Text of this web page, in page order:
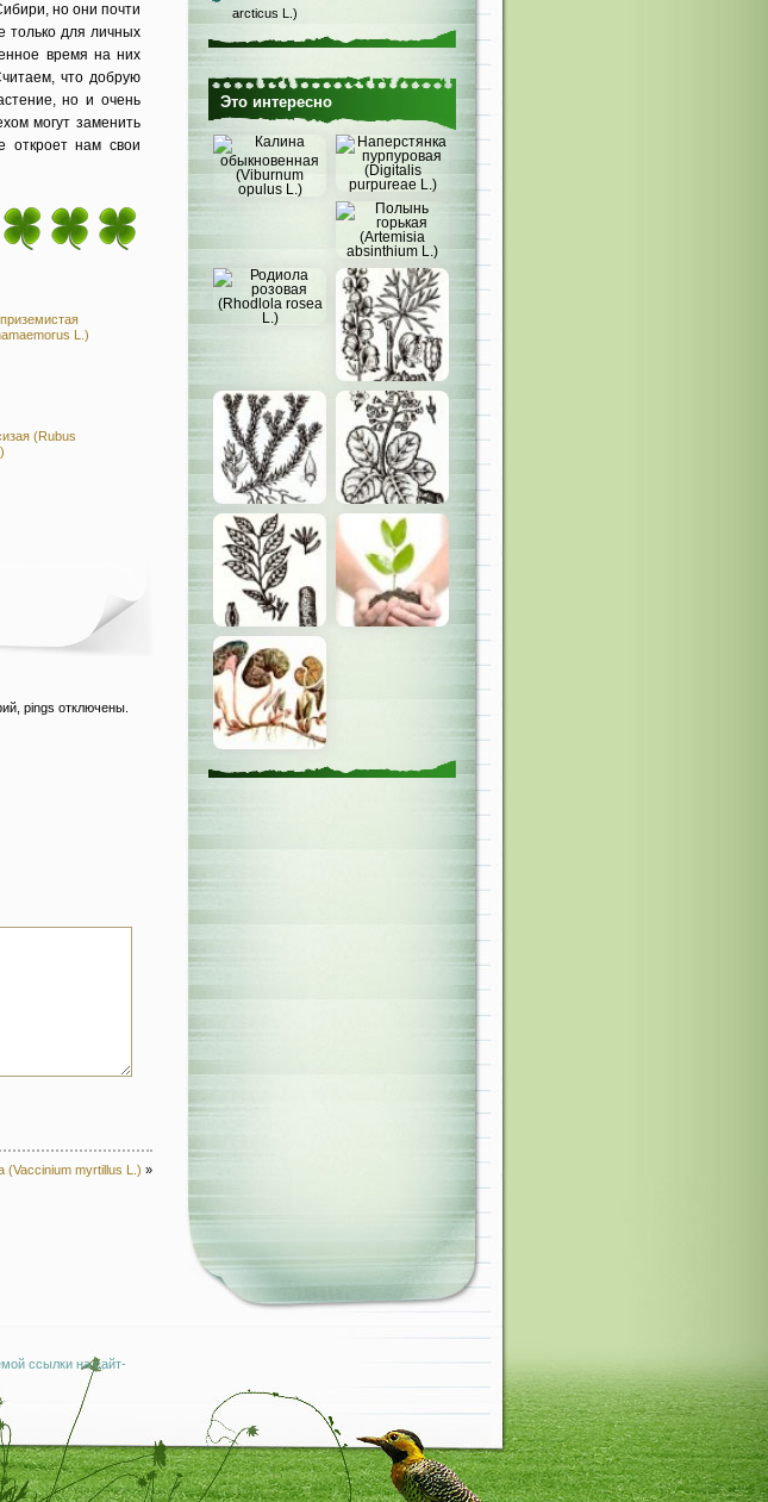
но они почти
только для личных
время на них
что добрую
но и очень
могут заменить
откроет нам свои
L.)
(Rubus
pings отключены.
(Vaccinium myrtillus L.) »
arcticus L.)
Это интересно
ссылки на сайт-